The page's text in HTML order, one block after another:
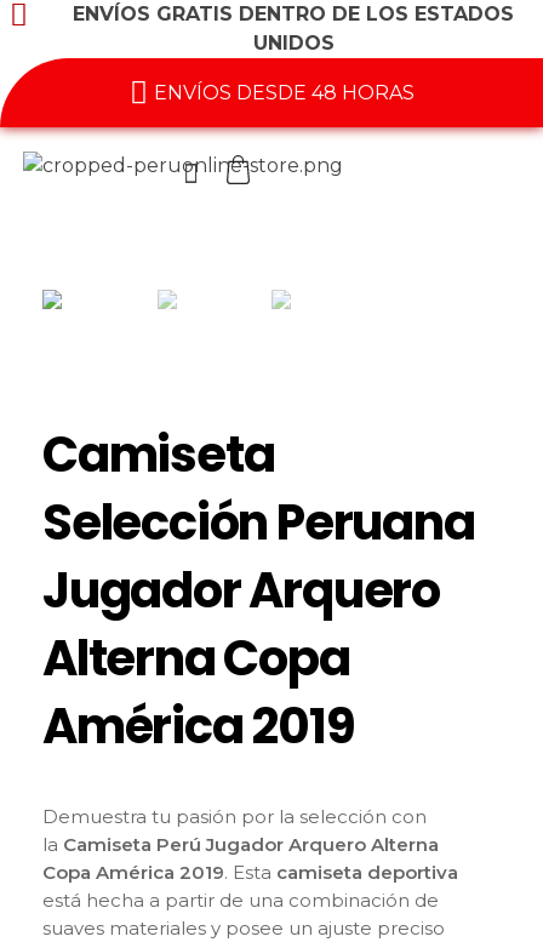
ENVÍOS GRATIS DENTRO DE LOS ESTADOS
UNIDOS
ENVÍOS DESDE 48 HORAS
Camiseta
Selección Peruana
Jugador Arquero
Alterna Copa
América 2019
Demuestra tu pasión por la selección con
la Camiseta Perú Jugador Arquero Alterna
Copa América 2019. Esta camiseta deportiva
está hecha a partir de una combinación de
suaves materiales y posee un ajuste preciso